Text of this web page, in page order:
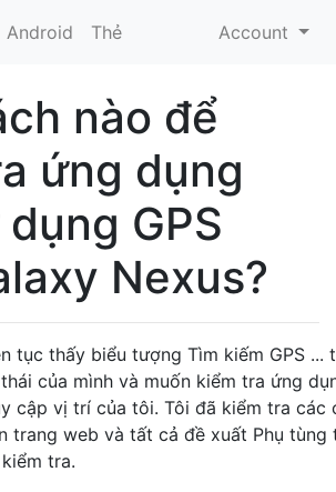
Android Thẻ Account
nào để
ứng dụng
GPS
Nexus?
tục thấy biểu tượng Tìm kiếm GPS ...
của mình và muốn kiểm tra ứng
cập vị trí của tôi. Tôi đã kiểm tra các
trang web và tất cả đề xuất Phụ tùng
tra.